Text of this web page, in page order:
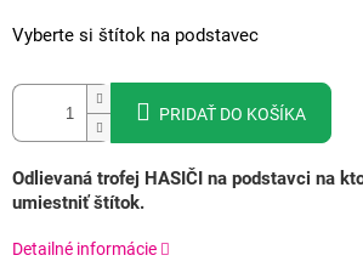
Vyberte si štítok na podstavec
PRIDAŤ DO KOŠÍKA
Odlievaná trofej HASIČI na podstavci na
umiestniť štítok.
Detailné informácie